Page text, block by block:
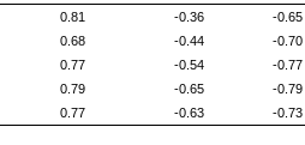
0.81 -0.36
-0.65
0.68 -0.44
-0.70
0.77 -0.54
-0.77
0.79 -0.65
-0.79
0.77 -0.63 -0.73